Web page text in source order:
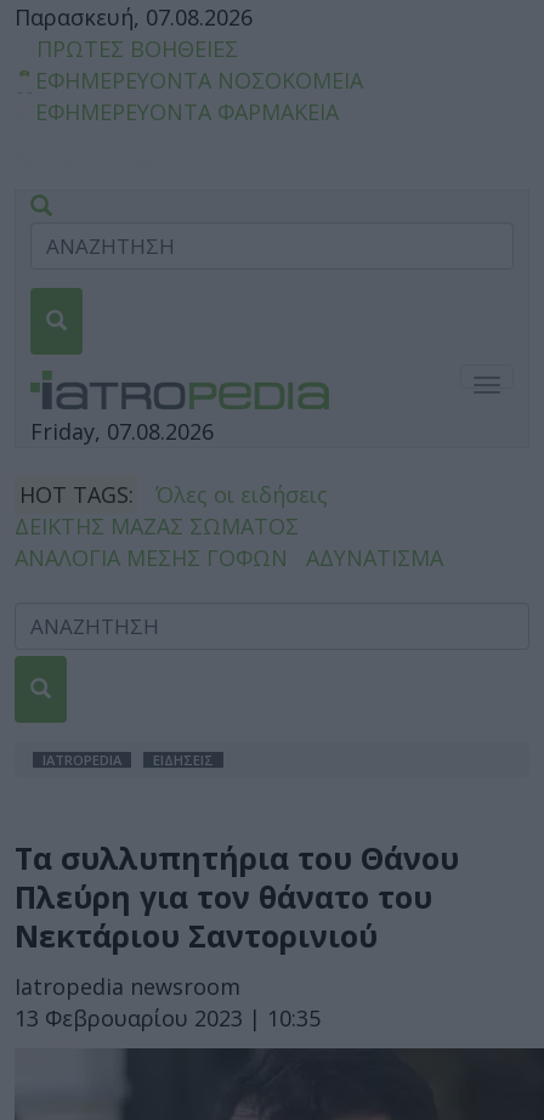
Παρασκευή, 07.08.2026
ΠΡΩΤΕΣ ΒΟΗΘΕΙΕΣ
ΕΦΗΜΕΡΕΥΟΝΤΑ ΝΟΣΟΚΟΜΕΙΑ
ΕΦΗΜΕΡΕΥΟΝΤΑ ΦΑΡΜΑΚΕΙΑ
Friday, 07.08.2026
HOT TAGS:
Όλες οι ειδήσεις
ΔΕΙΚΤΗΣ ΜΑΖΑΣ ΣΩΜΑΤΟΣ
ΑΝΑΛΟΓΙΑ ΜΕΣΗΣ ΓΟΦΩΝ
ΑΔΥΝΑΤΙΣΜΑ
IATROPEDIA ΕΙΔΗΣΕΙΣ
Τα συλλυπητήρια του Θάνου
Πλεύρη για τον θάνατο του
Νεκτάριου Σαντορινιού
Iatropedia newsroom
13 Φεβρουαρίου 2023 | 10:35